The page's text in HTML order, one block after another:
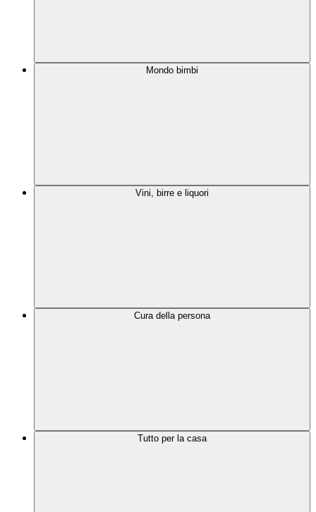
Mondo bimbi
Vini, birre e liquori
Cura della persona
Tutto per la casa